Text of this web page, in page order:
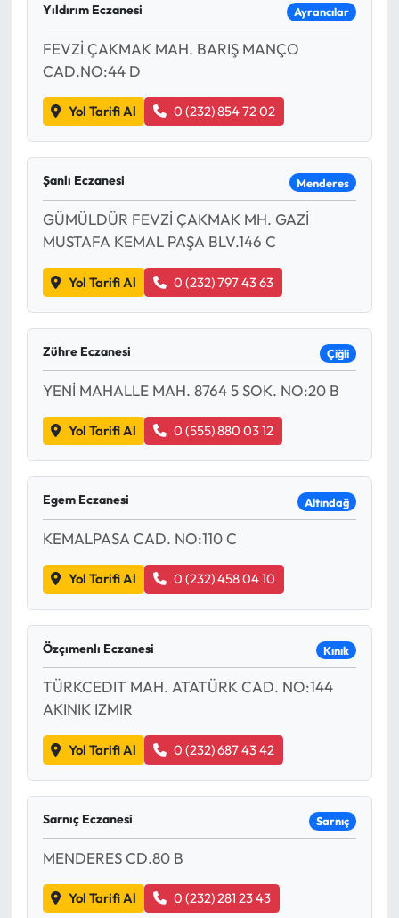
Yıldırım Eczanesi Ayrancılar
FEVZİ ÇAKMAK MAH. BARIŞ MANÇO
CAD.NO:44 D
Yol Tarifi Al 0 (232) 854 72 02
Şanlı Eczanesi Menderes
GÜMÜLDÜR FEVZİ ÇAKMAK MH. GAZİ
MUSTAFA KEMAL PAŞA BLV.146 C
Yol Tarifi Al 0 (232) 797 43 63
Zühre Eczanesi Çiğli
YENİ MAHALLE MAH. 8764 5 SOK. NO:20 B
Yol Tarifi Al 0 (555) 880 03 12
Egem Eczanesi Altındağ
KEMALPASA CAD. NO:110 C
Yol Tarifi Al 0 (232) 458 04 10
Özçımenlı Eczanesi Kınık
TÜRKCEDIT MAH. ATATÜRK CAD. NO:144
AKINIK IZMIR
Yol Tarifi Al 0 (232) 687 43 42
Sarnıç Eczanesi Sarnıç
MENDERES CD.80 B
Yol Tarifi Al 0 (232) 281 23 43